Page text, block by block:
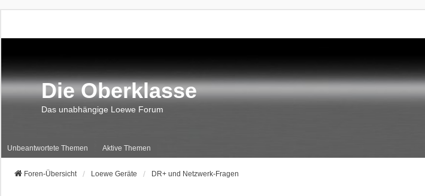
Die Oberklasse
Das unabhängige Loewe Forum
Unbeantwortete Themen Aktive Themen
Foren-Übersicht Loewe Geräte DR+ und Netzwerk-Fragen